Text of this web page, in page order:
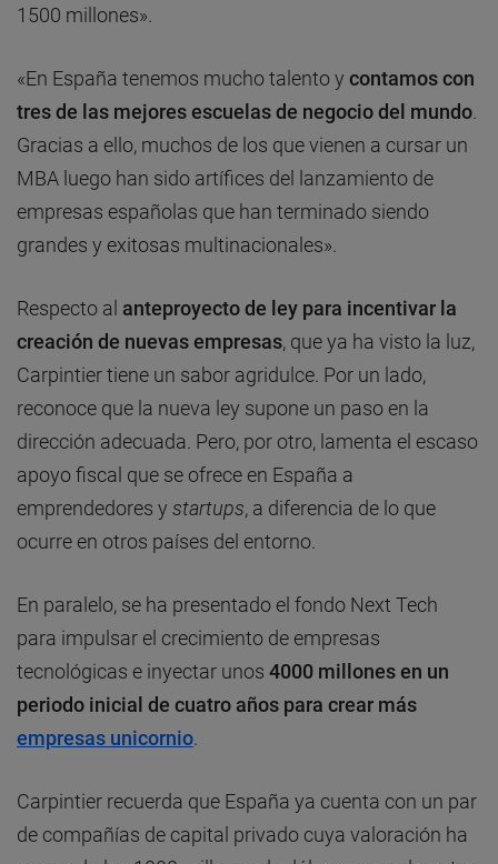
1500 millones».
«En España tenemos mucho talento y contamos con
tres de las mejores escuelas de negocio del mundo
Gracias a ello, muchos de los que vienen a cursar un
MBA luego han sido artífices del lanzamiento de
empresas españolas que han terminado siendo
grandes y exitosas multinacionales».
Respecto al anteproyecto de ley para incentivar la
creación de nuevas empresas, que ya ha visto la luz,
Carpintier tiene un sabor agridulce. Por un lado,
reconoce que la nueva ley supone un paso en la
dirección adecuada. Pero, por otro, lamenta el escaso
apoyo fiscal que se ofrece en España a
emprendedores y startups, a diferencia de lo que
ocurre en otros países del entorno.
En paralelo, se ha presentado el fondo Next Tech
para impulsar el crecimiento de empresas
tecnológicas e inyectar unos 4000 millones en un
periodo inicial de cuatro años para crear más
empresas unicornio
Carpintier recuerda que España ya cuenta con un par
de compañías de capital privado cuya valoración ha